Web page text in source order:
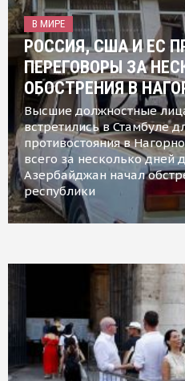
В МИРЕ
РОССИЯ, США И ЕС
ПЕРЕГОВОРЫ ЗА
ОБОСТРЕНИЯ В
Высшие должностные
встретились в Стамбуле
противостояния в
всего за несколько дней
Азербайджан начал
республики